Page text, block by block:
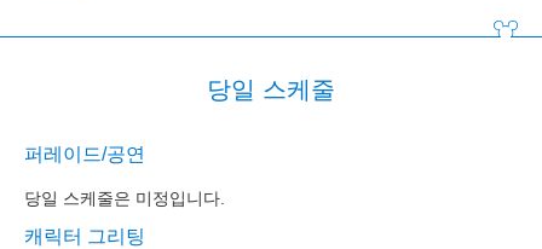
당일 스케줄
퍼레이드/공연
당일 스케줄은 미정입니다.
캐릭터 그리팅